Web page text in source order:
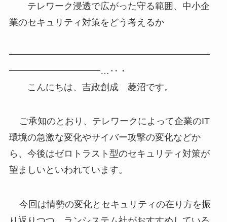
テレワーク浸透で広がった守る範囲、中小企
業のセキュリティ対策をどう考えるか
━━━━━━━━━━━━━━━━━━━━━━
━━━━━━━━━━…‥・
こんにちは、吉政創成 菱沼です。
ご承知のとおり、テレワークによって企業のIT
環境の急激な変化やサイバー攻撃の変化などか
ら、今後はゼロトラスト型のセキュリティ対策が
望ましいといわれています。
今回は情勢の変化とセキュリティの在り方を振